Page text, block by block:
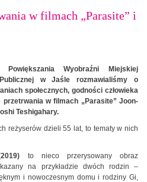
w filmach „Parasite” i
Wyobraźni Miejskiej
w Jaśle rozmawialiśmy o
społecznych, godności człowieka
w filmach „Parasite” Joon-
Teshigahary.
reżyserów dzieli 55 lat, to tematy w nich
to nieco przerysowany obraz
na przykładzie dwóch rodzin –
i nowoczesnym domu i rodziny Gi,